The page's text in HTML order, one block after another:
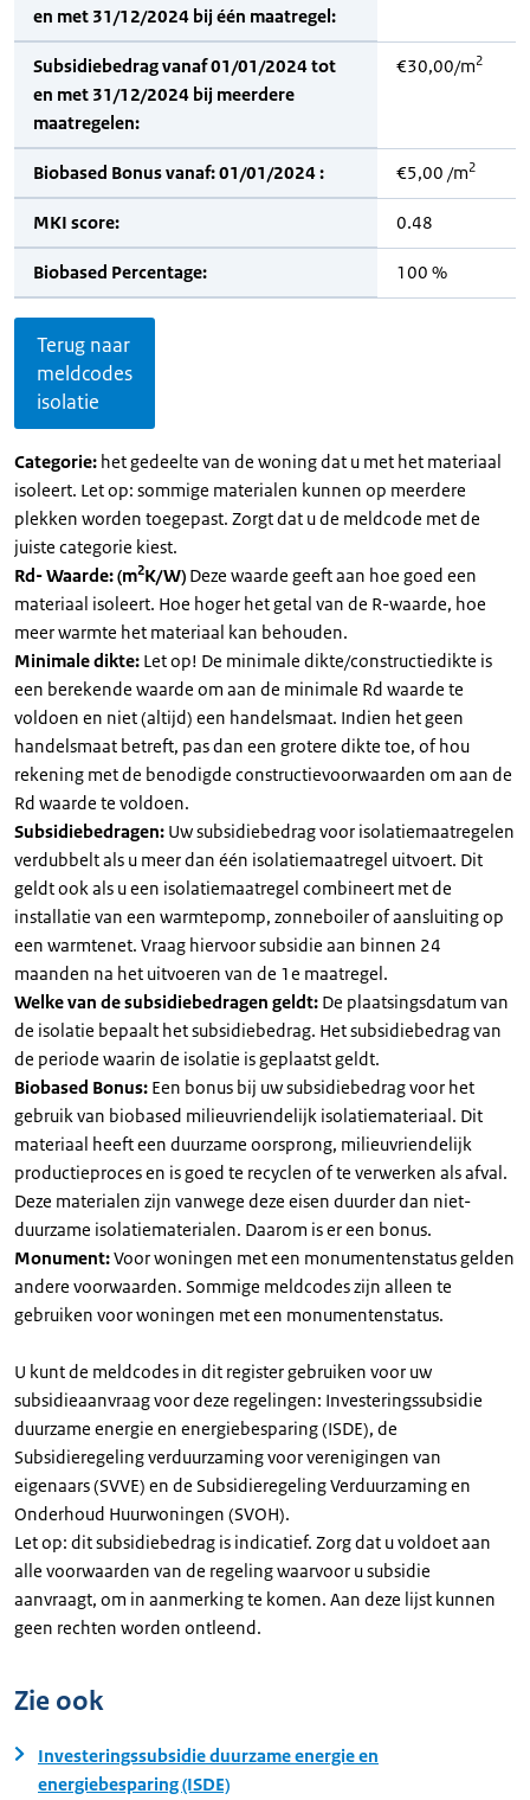
en met 31/12/2024 bij één maatregel:
Subsidiebedrag vanaf 01/01/2024 tot
en met 31/12/2024 bij meerdere
maatregelen:
€30,00/m2
Biobased Bonus vanaf: 01/01/2024 : €5,00 /m2
MKI score: 0.48
Biobased Percentage: 100 %
Terug naar
meldcodes
isolatie
Categorie: het gedeelte van de woning dat u met het materiaal
isoleert. Let op: sommige materialen kunnen op meerdere
plekken worden toegepast. Zorgt dat u de meldcode met de
juiste categorie kiest.
Rd- Waarde: (m2K/W) Deze waarde geeft aan hoe goed een
materiaal isoleert. Hoe hoger het getal van de R-waarde, hoe
meer warmte het materiaal kan behouden.
Minimale dikte: Let op! De minimale dikte/constructiedikte is
een berekende waarde om aan de minimale Rd waarde te
voldoen en niet (altijd) een handelsmaat. Indien het geen
handelsmaat betreft, pas dan een grotere dikte toe, of hou
rekening met de benodigde constructievoorwaarden om aan de
Rd waarde te voldoen.
Subsidiebedragen: Uw subsidiebedrag voor isolatiemaatregelen
verdubbelt als u meer dan één isolatiemaatregel uitvoert. Dit
geldt ook als u een isolatiemaatregel combineert met de
installatie van een warmtepomp, zonneboiler of aansluiting op
een warmtenet. Vraag hiervoor subsidie aan binnen 24
maanden na het uitvoeren van de 1e maatregel.
Welke van de subsidiebedragen geldt: De plaatsingsdatum van
de isolatie bepaalt het subsidiebedrag. Het subsidiebedrag van
de periode waarin de isolatie is geplaatst geldt.
Biobased Bonus: Een bonus bij uw subsidiebedrag voor het
gebruik van biobased milieuvriendelijk isolatiemateriaal. Dit
materiaal heeft een duurzame oorsprong, milieuvriendelijk
productieproces en is goed te recyclen of te verwerken als afval.
Deze materialen zijn vanwege deze eisen duurder dan niet-
duurzame isolatiematerialen. Daarom is er een bonus.
Monument:Voor woningen met een monumentenstatus gelden
andere voorwaarden. Sommige meldcodes zijn alleen te
gebruiken voor woningen met een monumentenstatus.
U kunt de meldcodes in dit register gebruiken voor uw
subsidieaanvraag voor deze regelingen: Investeringssubsidie
duurzame energie en energiebesparing (ISDE), de
Subsidieregeling verduurzaming voor verenigingen van
eigenaars (SVVE) en de Subsidieregeling Verduurzaming en
Onderhoud Huurwoningen (SVOH).
Let op: dit subsidiebedrag is indicatief. Zorg dat u voldoet aan
alle voorwaarden van de regeling waarvoor u subsidie
aanvraagt, om in aanmerking te komen. Aan deze lijst kunnen
geen rechten worden ontleend.
Zie ook
Investeringssubsidie duurzame energie en
energiebesparing (ISDE)